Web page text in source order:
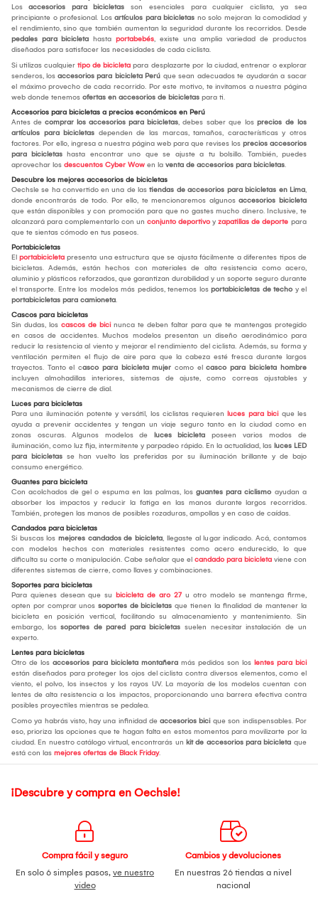
Los accesorios para bicicletas son esenciales para cualquier ciclista, ya sea
principiante o profesional. Los artículos para bicicletas no solo mejoran la comodidad y
el rendimiento, sino que también aumentan la seguridad durante los recorridos. Desde
pedales para bicicleta hasta portabebés, existe una amplia variedad de productos
diseñados para satisfacer las necesidades de cada ciclista.
Si utilizas cualquier tipo de bicicleta para desplazarte por la ciudad, entrenar o explorar
senderos, los accesorios para bicicleta Perú que sean adecuados te ayudarán a sacar
el máximo provecho de cada recorrido. Por este motivo, te invitamos a nuestra página
web donde tenemos ofertas en accesorios de bicicletas para ti.
Accesorios para bicicletas a precios económicos en Perú
Antes de comprar los accesorios para bicicletas, debes saber que los precios de los
artículos para bicicletas dependen de las marcas, tamaños, características y otros
factores. Por ello, ingresa a nuestra página web para que revises los precios accesorios
para bicicletas hasta encontrar uno que se ajuste a tu bolsillo. También, puedes
aprovechar los descuentos Cyber Wow en la venta de accesorios para bicicletas.
Descubre los mejores accesorios de bicicletas
Oechsle se ha convertido en una de las tiendas de accesorios para bicicletas en Lima,
donde encontrarás de todo. Por ello, te mencionaremos algunos accesorios bicicleta
que están disponibles y con promoción para que no gastes mucho dinero. Inclusive, te
alcanzará para complementarlo con un conjunto deportivo y zapatillas de deporte para
que te sientas cómodo en tus paseos.
Portabicicletas
El portabicicleta presenta una estructura que se ajusta fácilmente a diferentes tipos de
bicicletas. Además, están hechos con materiales de alta resistencia como acero,
aluminio y plásticos reforzados, que garantizan durabilidad y un soporte seguro durante
el transporte. Entre los modelos más pedidos, tenemos los portabicicletas de techo y el
portabicicletas para camioneta.
Cascos para bicicletas
Sin dudas, los cascos de bicinunca te deben faltar para que te mantengas protegido
en casos de accidentes. Muchos modelos presentan un diseño aerodinámico para
reducir la resistencia al viento y mejorar el rendimiento del ciclista. Además, su forma y
ventilación permiten el flujo de aire para que la cabeza esté fresca durante largos
trayectos. Tanto el casco para bicicleta mujer como el casco para bicicleta hombre
incluyen almohadillas interiores, sistemas de ajuste, como correas ajustables y
mecanismos de cierre de dial.
Luces para bicicletas
Para una iluminación potente y versátil, los ciclistas requieren luces para bicique les
ayuda a prevenir accidentes y tengan un viaje seguro tanto en la ciudad como en
zonas oscuras. Algunos modelos de luces bicicleta poseen varios modos de
iluminación, como luz fija, intermitente y parpadeo rápido. En la actualidad, las luces LED
para bicicletas se han vuelto las preferidas por su iluminación brillante y de bajo
consumo energético.
Guantes para bicicleta
Con acolchados de gel o espuma en las palmas, los guantes para ciclismo ayudan a
absorber los impactos y reducir la fatiga en las manos durante largos recorridos.
También, protegen las manos de posibles rozaduras, ampollas y en caso de caídas.
Candados para bicicletas
Si buscas los mejores candados de bicicleta, llegaste al lugar indicado. Acá, contamos
con modelos hechos con materiales resistentes como acero endurecido, lo que
dificulta su corte o manipulación. Cabe señalar que el candado para bicicleta viene con
diferentes sistemas de cierre, como llaves y combinaciones.
Soportes para bicicletas
Para quienes desean que su bicicleta de aro 27 u otro modelo se mantenga firme,
opten por comprar unos soportes de bicicletas que tienen la finalidad de mantener la
bicicleta en posición vertical, facilitando su almacenamiento y mantenimiento. Sin
embargo, los soportes de pared para bicicletas suelen necesitar instalación de un
experto.
Lentes para bicicletas
Otro de los accesorios para bicicleta montañera más pedidos son los lentes para bici
están diseñados para proteger los ojos del ciclista contra diversos elementos, como el
viento, el polvo, los insectos y los rayos UV. La mayoría de los modelos cuentan con
lentes de alta resistencia a los impactos, proporcionando una barrera efectiva contra
posibles proyectiles mientras se pedalea.
Como ya habrás visto, hay una infinidad de accesorios bici que son indispensables. Por
eso, prioriza las opciones que te hagan falta en estos momentos para movilizarte por la
ciudad. En nuestro catálogo virtual, encontrarás un kit de accesorios para bicicleta que
está con las mejores ofertas de Black Friday.
¡Descubre y compra en Oechsle!
Compra fácil y seguro
En solo 6 simples pasos, ve nuestro
video
Cambios y devoluciones
En nuestras 26 tiendas a nivel
nacional